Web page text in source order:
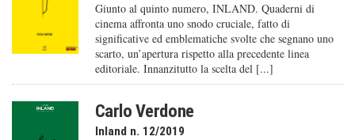
Giunto al quinto numero, INLAND. Quaderni di
cinema affronta uno snodo cruciale, fatto di
significative ed emblematiche svolte che segnano uno
scarto, un’apertura rispetto alla precedente linea
editoriale. Innanzitutto la scelta del [...]
Carlo Verdone
Inland n. 12/2019